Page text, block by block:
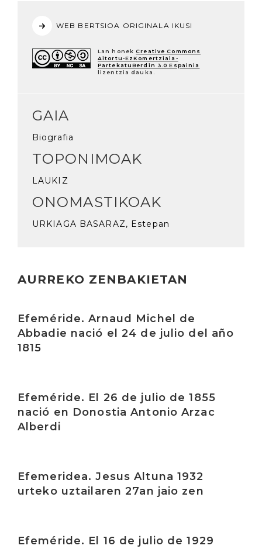
WEB BERTSIOA ORIGINALA IKUSI
Lan honek Creative Commons
Aitortu-EzKomertziala-
PartekatuBerdin 3.0 Espainia
lizentzia dauka.
GAIA
Biografia
TOPONIMOAK
LAUKIZ
ONOMASTIKOAK
URKIAGA BASARAZ, Estepan
AURREKO ZENBAKIETAN
Efeméride. Arnaud Michel de
Abbadie nació el 24 de julio del año
1815
Efeméride. El 26 de julio de 1855
nació en Donostia Antonio Arzac
Alberdi
Efemeridea. Jesus Altuna 1932
urteko uztailaren 27an jaio zen
Efeméride. El 16 de julio de 1929